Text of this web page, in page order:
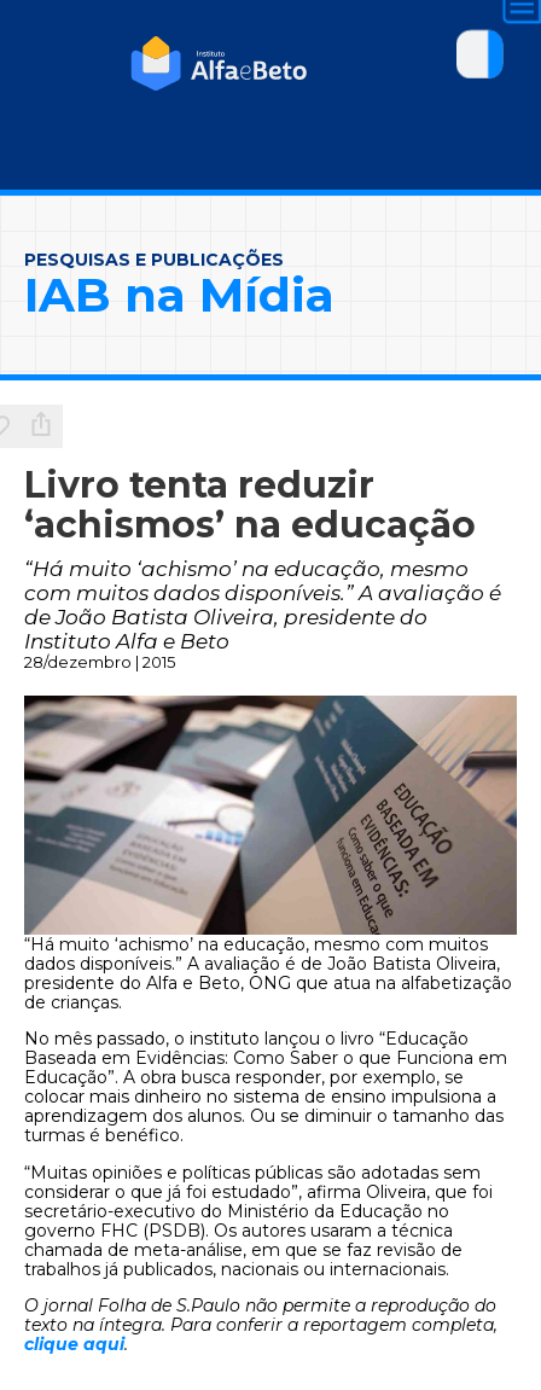
PESQUISAS E PUBLICAÇÕES
IAB na Mídia
Livro tenta reduzir
‘achismos’ na educação
“Há muito ‘achismo’ na educação, mesmo
com muitos dados disponíveis.” A avaliação é
de João Batista Oliveira, presidente do
Instituto Alfa e Beto
28/dezembro | 2015
“Há muito ‘achismo’ na educação, mesmo com muitos
dados disponíveis.” A avaliação é de João Batista Oliveira,
presidente do Alfa e Beto, ONG que atua na alfabetização
de crianças.
No mês passado, o instituto lançou o livro “Educação
Baseada em Evidências: Como Saber o que Funciona em
Educação”. A obra busca responder, por exemplo, se
colocar mais dinheiro no sistema de ensino impulsiona a
aprendizagem dos alunos. Ou se diminuir o tamanho das
turmas é benéfico.
“Muitas opiniões e políticas públicas são adotadas sem
considerar o que já foi estudado”, afirma Oliveira, que foi
secretário-executivo do Ministério da Educação no
governo FHC (PSDB). Os autores usaram a técnica
chamada de meta-análise, em que se faz revisão de
trabalhos já publicados, nacionais ou internacionais.
O jornal Folha de S.Paulo não permite a reprodução do
texto na íntegra. Para conferir a reportagem completa,
clique aqui.